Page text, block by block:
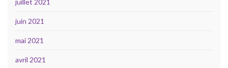
juillet 2021
juin 2021
mai 2021
avril 2021